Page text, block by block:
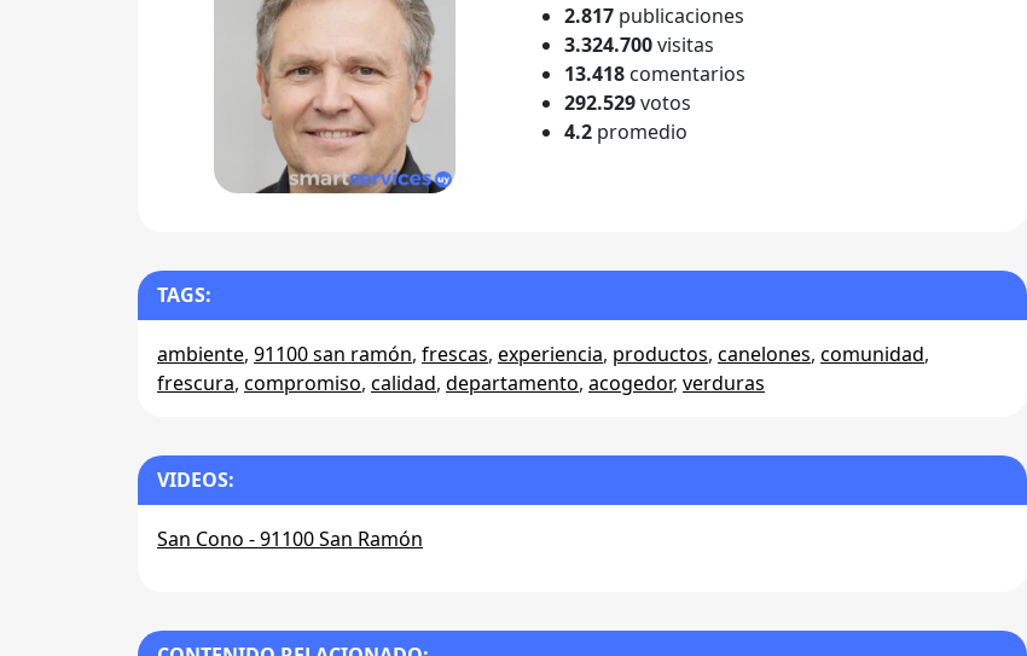
2.817 publicaciones
3.324.700visitas
13.418 comentarios
292.529votos
4.2 promedio
TAGS:
ambiente, 91100 san ramón, frescas, experiencia, productos, canelones, comunidad,
frescura, compromiso, calidad, departamento, acogedor, verduras
VIDEOS:
San Cono - 91100 San Ramón